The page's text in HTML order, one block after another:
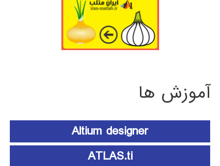
آموزش ها
Altium designer
ATLAS.ti